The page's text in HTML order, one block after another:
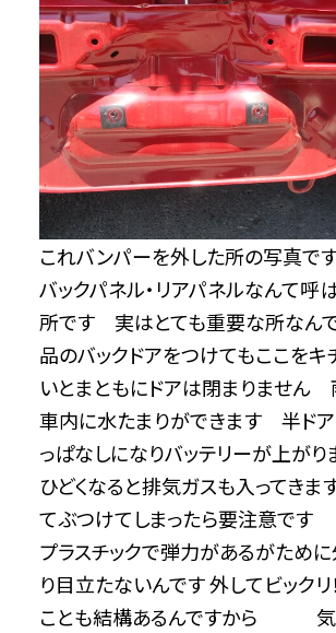
これバンパーを外した所の写真
バックパネル・リアパネルなんて呼
所です 実はとても重要な所なん
品のバックドアをつけてもここをキ
いとまともにドアは閉まりません
車内に水たまりができます 半ドア
っぱなしになりバッテリーが上が
ひどくなると排気ガスも入ってきま
てぶつけてしまったら要注意で
プラスチックで弾力があるがため
り目立たないんです 外してビック
ことも結構あるんですから 気